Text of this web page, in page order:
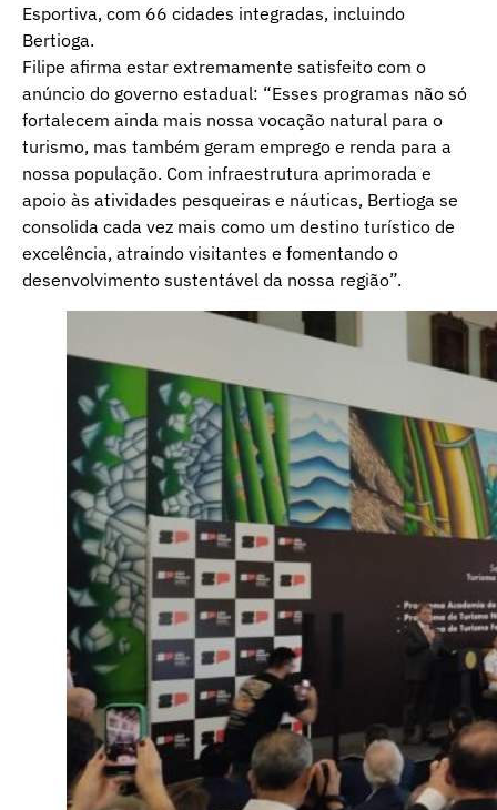
Esportiva, com 66 cidades integradas, incluindo
Bertioga.
Filipe afirma estar extremamente satisfeito com o
anúncio do governo estadual: “Esses programas não só
fortalecem ainda mais nossa vocação natural para o
turismo, mas também geram emprego e renda para a
nossa população. Com infraestrutura aprimorada e
apoio às atividades pesqueiras e náuticas, Bertioga se
consolida cada vez mais como um destino turístico de
excelência, atraindo visitantes e fomentando o
desenvolvimento sustentável da nossa região”.